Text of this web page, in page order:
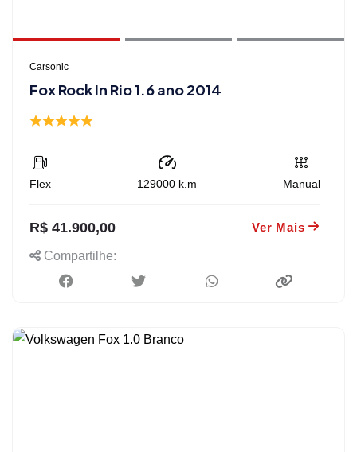
Carsonic
Fox Rock In Rio 1.6 ano 2014
Flex 129000 k.m Manual
R$ 41.900,00 Ver Mais
Compartilhe: